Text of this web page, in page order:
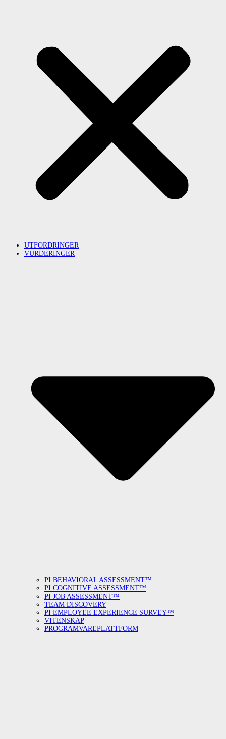
UTFORDRINGER
VURDERINGER
PI BEHAVIORAL ASSESSMENT™
PI COGNITIVE ASSESSMENT™
PI JOB ASSESSMENT™
TEAM DISCOVERY
PI EMPLOYEE EXPERIENCE SURVEY™
VITENSKAP
PROGRAMVAREPLATTFORM